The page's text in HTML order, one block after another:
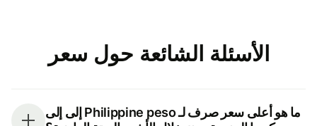
الأسئلة الشائعة حول سعر
ما هو أعلى سعر صرف لـ Philippine peso إلى إلى